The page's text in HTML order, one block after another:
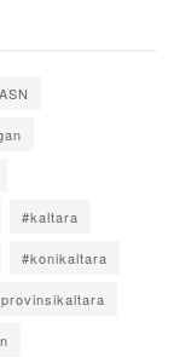
#kaltara
#konikaltara